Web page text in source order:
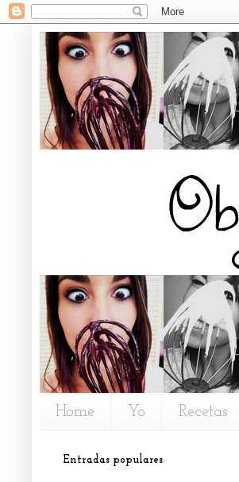
Home Yo Recetas
Entradas populares